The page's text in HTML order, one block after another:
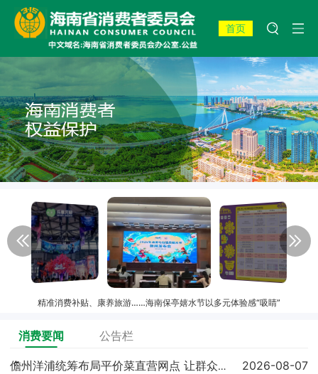
首页
精准消费补贴、康养旅游……海南保亭嬉水节以多元体验感“吸睛”
消费要闻 公告栏
儋州洋浦统筹布局平价菜直营网点 让群众吃上实惠放心菜 2026-08-07